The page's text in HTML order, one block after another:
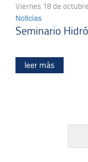
Viernes 18 de
Noticias
Seminario
leer más